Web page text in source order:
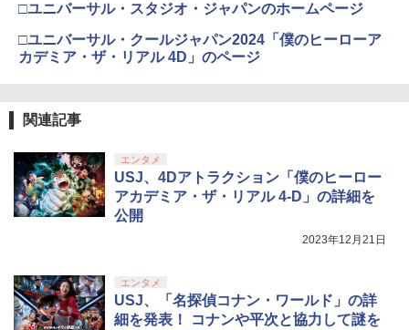
□ユニバーサル・スタジオ・ジャパンのホームページ
□ユニバーサル・クールジャパン2024「僕のヒーローア
カデミア・ザ・リアル 4D」のページ
関連記事
エンタメ
USJ、4Dアトラクション「僕のヒーロー
アカデミア・ザ・リアル 4-D」の詳細を
公開
2023年12月21日
エンタメ
USJ、「名探偵コナン・ワールド」の詳
細を発表！ コナンや平次と協力して謎を